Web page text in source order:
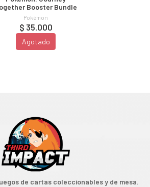
Booster Bundle
Pokémon
$ 35.000
Agotado
de cartas coleccionables y de mesa.